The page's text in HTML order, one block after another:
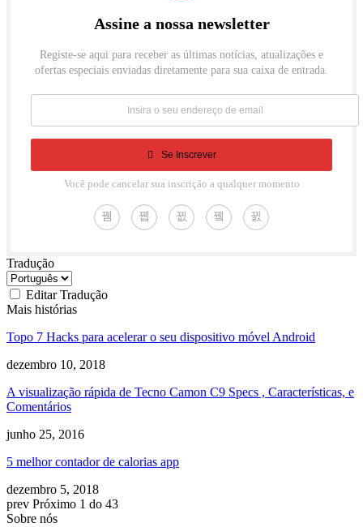
Assine a nossa newsletter
Registe-se aqui para receber as últimas notícias, atualizações e
ofertas especiais enviadas diretamente para sua caixa de entrada.
Se Inscrever
Você pode cancelar sua inscrição a qualquer momento
Tradução
Editar Tradução
Mais histórias
Topo 7 Hacks para acelerar o seu dispositivo móvel Android
dezembro 10, 2018
A visualização rápida de Tecno Camon C9 Specs , Características, e
Comentários
junho 25, 2016
5 melhor contador de calorias app
dezembro 5, 2018
prev Próximo 1 do 43
Sobre nós